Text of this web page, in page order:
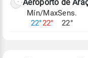
Aeroporto de
Mín/Max
22°22°
Sens.
22°